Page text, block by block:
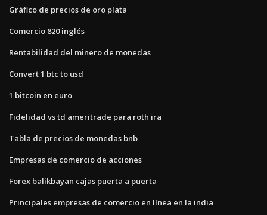
Gráfico de precios de oro plata
Comercio 820 inglés
Rentabilidad del minero de monedas
Convert 1 btc to usd
1 bitcoin en euro
Fidelidad vs td ameritrade para roth ira
Tabla de precios de monedas bnb
Empresas de comercio de acciones
Forex balikbayan cajas puerta a puerta
Principales empresas de comercio en línea en la india